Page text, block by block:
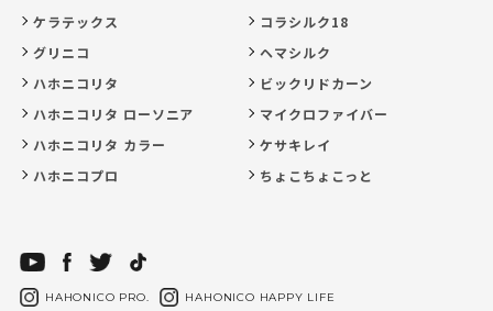
ケラテックス
グリニコ
ハホニコリタ
ハホニコリタ ローソニア
ハホニコリタ カラー
ハホニコプロ
コラシルク18
ヘマシルク
ビックリドカーン
マイクロファイバー
ケサキレイ
ちょこちょこっと
HAHONICO PRO. HAHONICO HAPPY LIFE